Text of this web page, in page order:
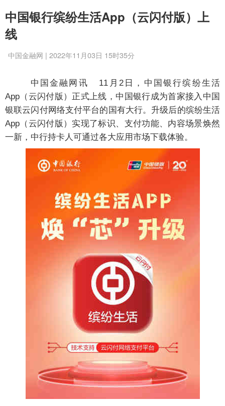
中国银行缤纷生活App（云闪付版）上
线
中国金融网 | 2022年11月03日 15时35分
中国金融网讯 11月2日，中国银行缤纷生活
App（云闪付版）正式上线，中国银行成为首家接入中国
银联云闪付网络支付平台的国有大行。升级后的缤纷生活
App（云闪付版）实现了标识、支付功能、内容场景焕然
一新，中行持卡人可通过各大应用市场下载体验。